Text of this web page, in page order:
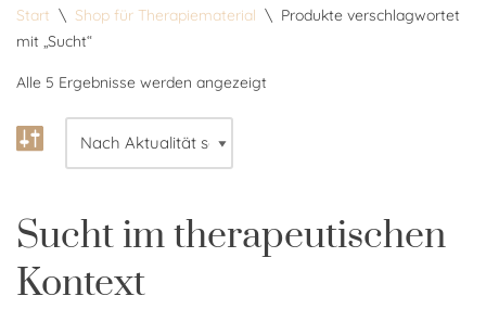
Start \ Shop für Therapiematerial \ Produkte verschlagwortet
mit „Sucht“
Alle 5 Ergebnisse werden angezeigt
Sucht im therapeutischen
Kontext